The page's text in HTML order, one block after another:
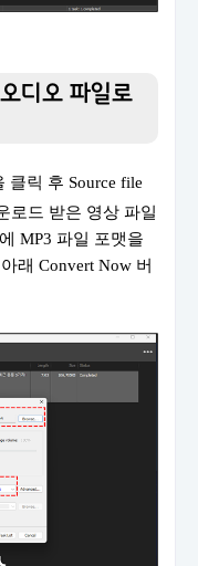
디오 파일로
클릭 후 Source file
로드 받은 영상 파일
MP3 파일 포맷을
래 Convert Now 버